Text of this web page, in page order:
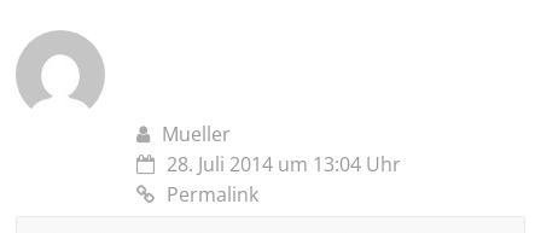
Mueller
28. Juli 2014 um 13:04 Uhr
Permalink